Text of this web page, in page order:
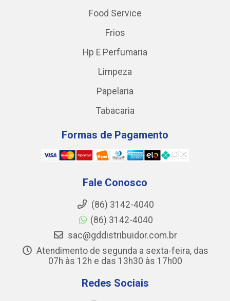
Food Service
Frios
Hp E Perfumaria
Limpeza
Papelaria
Tabacaria
Formas de Pagamento
Fale Conosco
(86) 3142-4040
(86) 3142-4040
sac@gddistribuidor.com.br
Atendimento de segunda a sexta-feira, das
07h às 12h e das 13h30 às 17h00
Redes Sociais